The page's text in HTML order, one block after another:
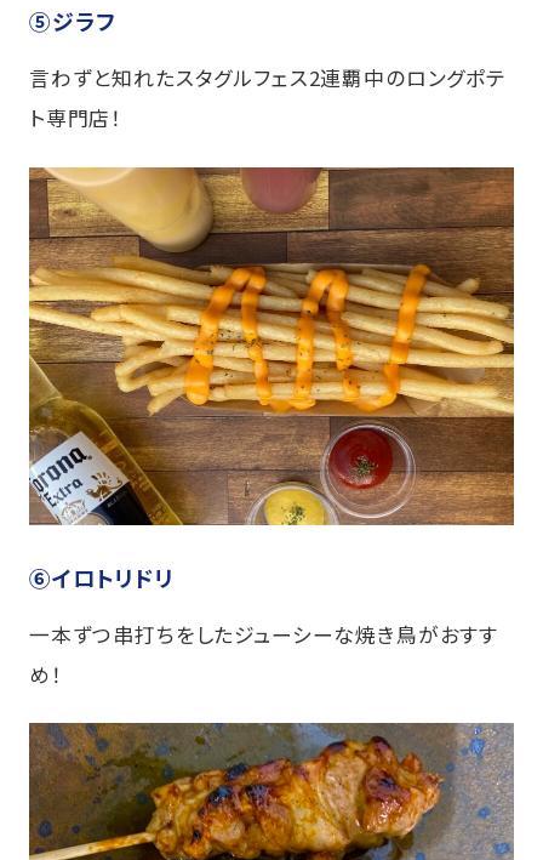
⑤ジラフ
言わずと知れたスタグルフェス2連覇中のロングポテ
ト専門店！
⑥イロトリドリ
一本ずつ串打ちをしたジューシーな焼き鳥がおすす
め！